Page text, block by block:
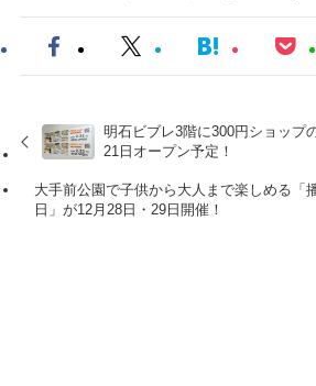
明石ビブレ3階に300円ショップ
21日オープン予定！
大手前公園で子供から大人まで楽しめる「
日」が12月28日・29日開催！